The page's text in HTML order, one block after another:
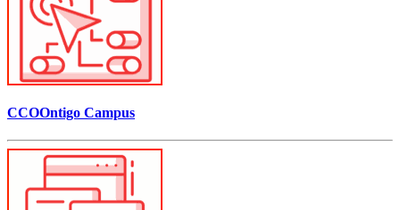
CCOOntigo Campus